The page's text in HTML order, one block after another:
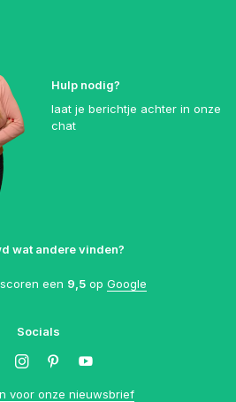
Hulp nodig?
laat je berichtje achter in onze
chat
wat andere vinden?
een 9,5 op Google
Socials
voor onze nieuwsbrief